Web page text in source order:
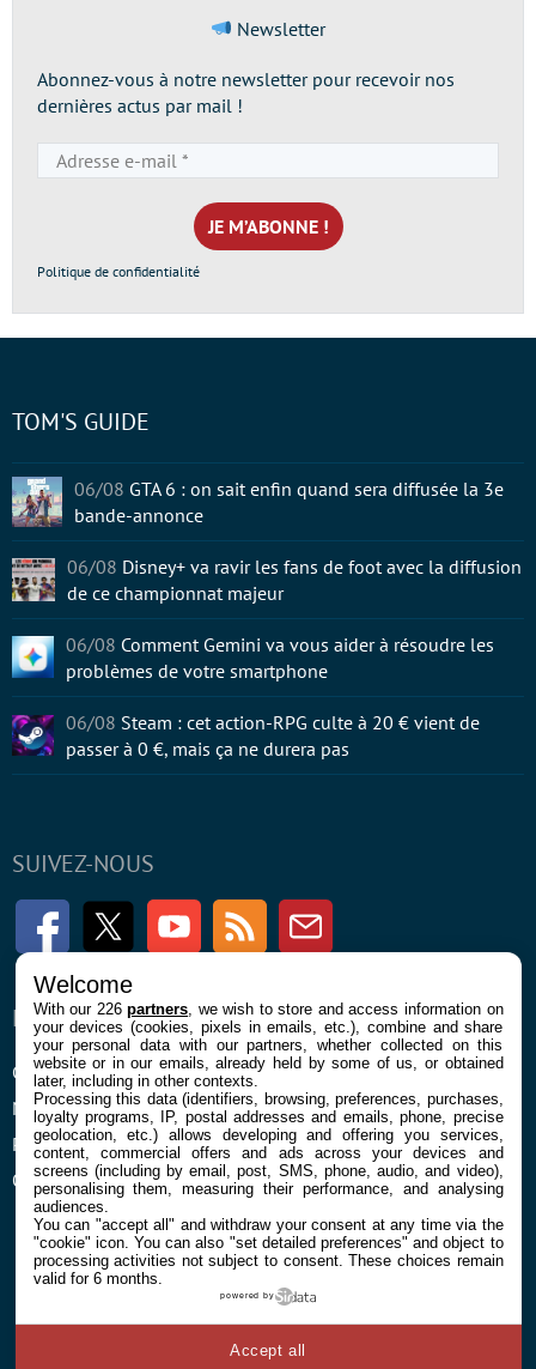
Newsletter
Abonnez-vous à notre newsletter pour recevoir nos
dernières actus par mail !
e-
mail
*
Politique de confidentialité
SUIVEZ-NOUS
FacebookTwitter Youtube RSS Newsletter
ENTREPRISE
Confidentialité et Cookies
Mentions légales et CGU
Préférences Cookies
Qui sommes nous
À PROPOS
Contact
TOM'S GUIDE
06/08 GTA 6 : on sait enfin quand sera diffusée la 3e
bande-annonce
06/08 Disney+ va ravir les fans de foot avec la diffusion
de ce championnat majeur
06/08 Comment Gemini va vous aider à résoudre les
problèmes de votre smartphone
06/08 Steam : cet action-RPG culte à 20 € vient de
passer à 0 €, mais ça ne durera pas
Welcome
With our 226partners , we wish to store and access information on
your devices (cookies, pixels in emails, etc.), combine and share
your personal data with our partners, whether collected on this
website or in our emails, already held by some of us, or obtained
later, including in other contexts.
Processing this data (identifiers, browsing, preferences, purchases,
loyalty programs, IP, postal addresses and emails, phone, precise
geolocation, etc.) allows developing and offering you services,
content, commercial offers and ads across your devices and
screens (including by email, post, SMS, phone, audio, and video),
personalising them, measuring their performance, and analysing
audiences.
You can "accept all" and withdraw your consent at any time via the
"cookie" icon. You can also "set detailed preferences" and object to
processing activities not subject to consent. These choices remain
valid for 6 months.
powered by
Accept all